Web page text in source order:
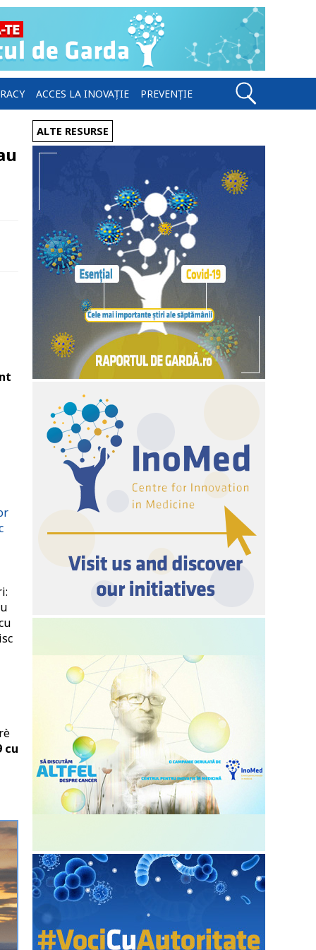
ACCES LA INOVAȚIE PREVENȚIE
cu
ALTE RESURSE